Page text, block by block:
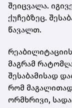
შეიცვალა.
ქუჩებზეც.
წავალთ.
რეაბილიტაციის
მაგრამ
შესაბამისად
რომ
ორმხრივი,